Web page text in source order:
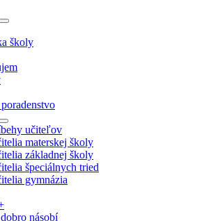
školy
učiteľov
materskej školy
základnej školy
špeciálnych tried
gymnázia
násobí